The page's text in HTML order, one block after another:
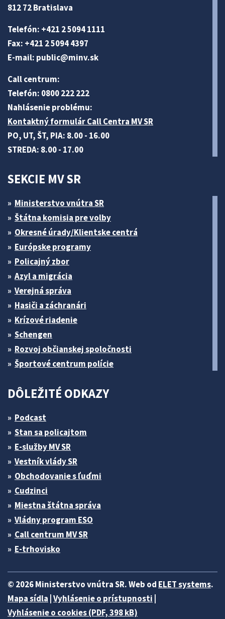
812 72 Bratislava
Telefón: +421 2 5094 1111
Fax: +421 2 5094 4397
E-mail: public@minv.sk
Call centrum:
Telefón: 0800 222 222
Nahlásenie problému:
Kontaktný formulár Call Centra MV SR
PO, UT, ŠT, PIA: 8.00 - 16.00
STREDA: 8.00 - 17.00
SEKCIE MV SR
Ministerstvo vnútra SR
Štátna komisia pre volby
Okresné úrady/Klientske centrá
Európske programy
Policajný zbor
Azyl a migrácia
Verejná správa
Hasiči a záchranári
Krízové riadenie
Schengen
Rozvoj občianskej spoločnosti
Športové centrum polície
DÔLEŽITÉ ODKAZY
Podcast
Stan sa policajtom
E-služby MV SR
Vestník vlády SR
Obchodovanie s ľuďmi
Cudzinci
Miestna štátna správa
Vládny program ESO
Call centrum MV SR
E-trhovisko
© 2026 Ministerstvo vnútra SR. Web od ELET systems.
Mapa sídla Vyhlásenie o prístupnosti
Vyhlásenie o cookies (PDF, 398 kB)